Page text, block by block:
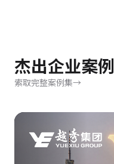
杰出企业案例
索取完整案例集→